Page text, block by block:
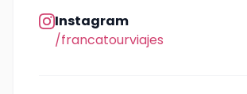
Instagram
/francatourviajes